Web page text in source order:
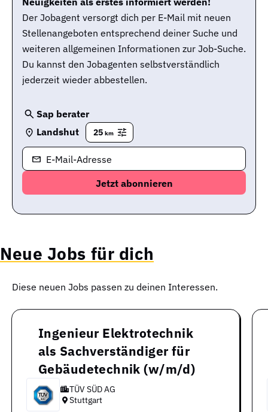
Der Jobagent versorgt dich per E-Mail mit neuen
Stellenangeboten entsprechend deiner Suche und
weiteren allgemeinen Informationen zur Job-Suche.
Du kannst den Jobagenten selbstverständlich
jederzeit wieder abbestellen.
Sap berater
Landshut
25 km
E-Mail-Adresse
Neue Jobs für dich
Diese neuen Jobs passen zu deinen Interessen.
Ingenieur Elektrotechnik
als Sachverständiger für
Gebäudetechnik (w/m/d)
TÜV SÜD AG
Stuttgart